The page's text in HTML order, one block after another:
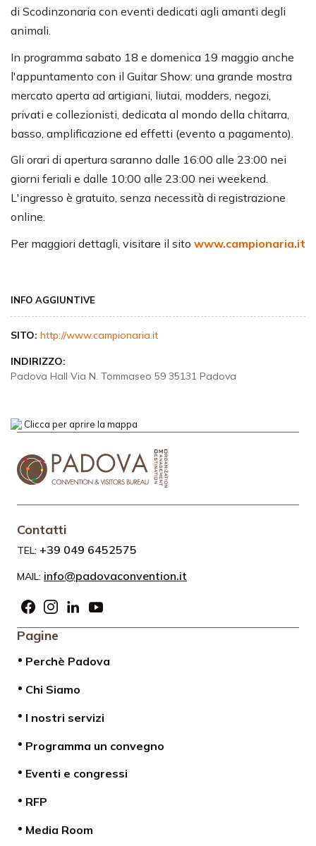
di Scodinzonaria con eventi dedicati agli amanti degli
animali.
In programma sabato 18 e domenica 19 maggio anche
l'appuntamento con il Guitar Show: una grande mostra
mercato aperta ad artigiani, liutai, modders, negozi,
privati e collezionisti, dedicata al mondo della chitarra,
basso, amplificazione ed effetti (evento a pagamento).
Gli orari di apertura saranno dalle 16:00 alle 23:00 nei
giorni feriali e dalle 10:00 alle 23:00 nei weekend.
L'ingresso è gratuito, senza necessità di registrazione
online.
Per maggiori dettagli, visitare il sito www.campionaria.it
INFO AGGIUNTIVE
SITO: http://www.campionaria.it
INDIRIZZO:
Padova Hall Via N. Tommaseo 59 35131 Padova
Clicca per aprire la mappa
Contatti
TEL: +39 049 6452575
MAIL: info@padovaconvention.it
Pagine
Perchè Padova
Chi Siamo
I nostri servizi
Programma un convegno
Eventi e congressi
RFP
Media Room